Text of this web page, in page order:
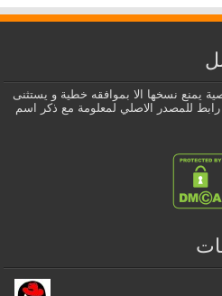
يمنع نسخها الا بموافقه خطية و يستثنى
للمصدر الاصلي لمعلومة مع ذكر اسم